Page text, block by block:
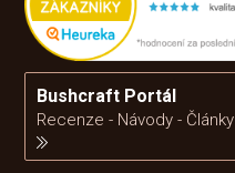
Bushcraft Portál
Recenze - Návody - Články